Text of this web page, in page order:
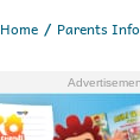
Home Parents Info